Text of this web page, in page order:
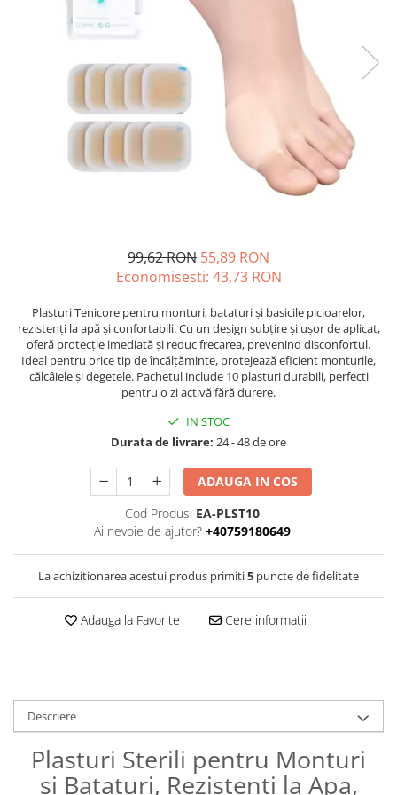
99,62 RON 55,89 RON
Economisesti: 43,73 RON
Plasturi Tenicore pentru monturi, bataturi și basicile picioarelor,
rezistenți la apă și confortabili. Cu un design subțire și ușor de aplicat,
oferă protecție imediată și reduc frecarea, prevenind disconfortul.
Ideal pentru orice tip de încălțăminte, protejează eficient monturile,
călcâiele și degetele. Pachetul include 10 plasturi durabili, perfecti
pentru o zi activă fără durere.
IN STOC
Durata de livrare: 24 - 48 de ore
ADAUGA IN COS
Cod Produs: EA-PLST10
Ai nevoie de ajutor? +40759180649
La achizitionarea acestui produs primiti5 puncte de fidelitate
Adauga la Favorite Cere informatii
Descriere
Plasturi Sterili pentru Monturi
si Bataturi, Rezistenti la Apa,